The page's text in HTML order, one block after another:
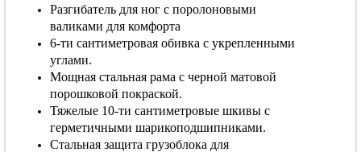
Разгибатель для ног с поролоновыми
валиками для комфорта
6-ти сантиметровая обивка с укрепленными
углами.
Мощная стальная рама с черной матовой
порошковой покраской.
Тяжелые 10-ти сантиметровые шкивы с
герметичными шарикоподшипниками.
Стальная защита грузоблока для